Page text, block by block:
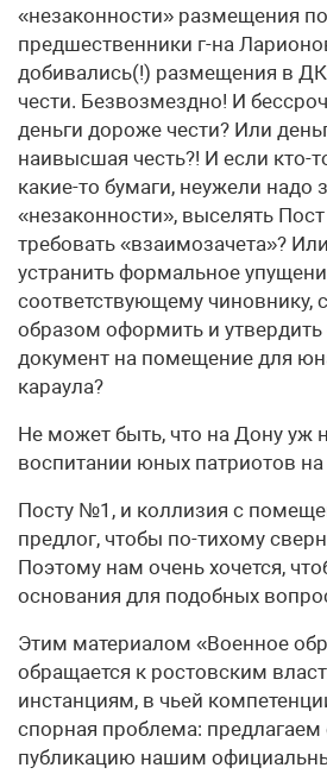
«незаконности» размещения
предшественники г-на
добивались(!) размещения в
чести. Безвозмездно! И
деньги дороже чести? Или
наивысшая честь?! И если кто-
какие-то бумаги, неужели надо
«незаконности», выселять
требовать «взаимозачета»?
устранить формальное
соответствующему чиновнику,
образом оформить и
документ на помещение для
караула?
Не может быть, что на Дону уж
воспитании юных патриотов на
Посту №1, и коллизия с
предлог, чтобы по-тихому
Поэтому нам очень хочется,
основания для подобных
Этим материалом «Военное
обращается к ростовским
инстанциям, в чьей
спорная проблема: предлагаем
публикацию нашим